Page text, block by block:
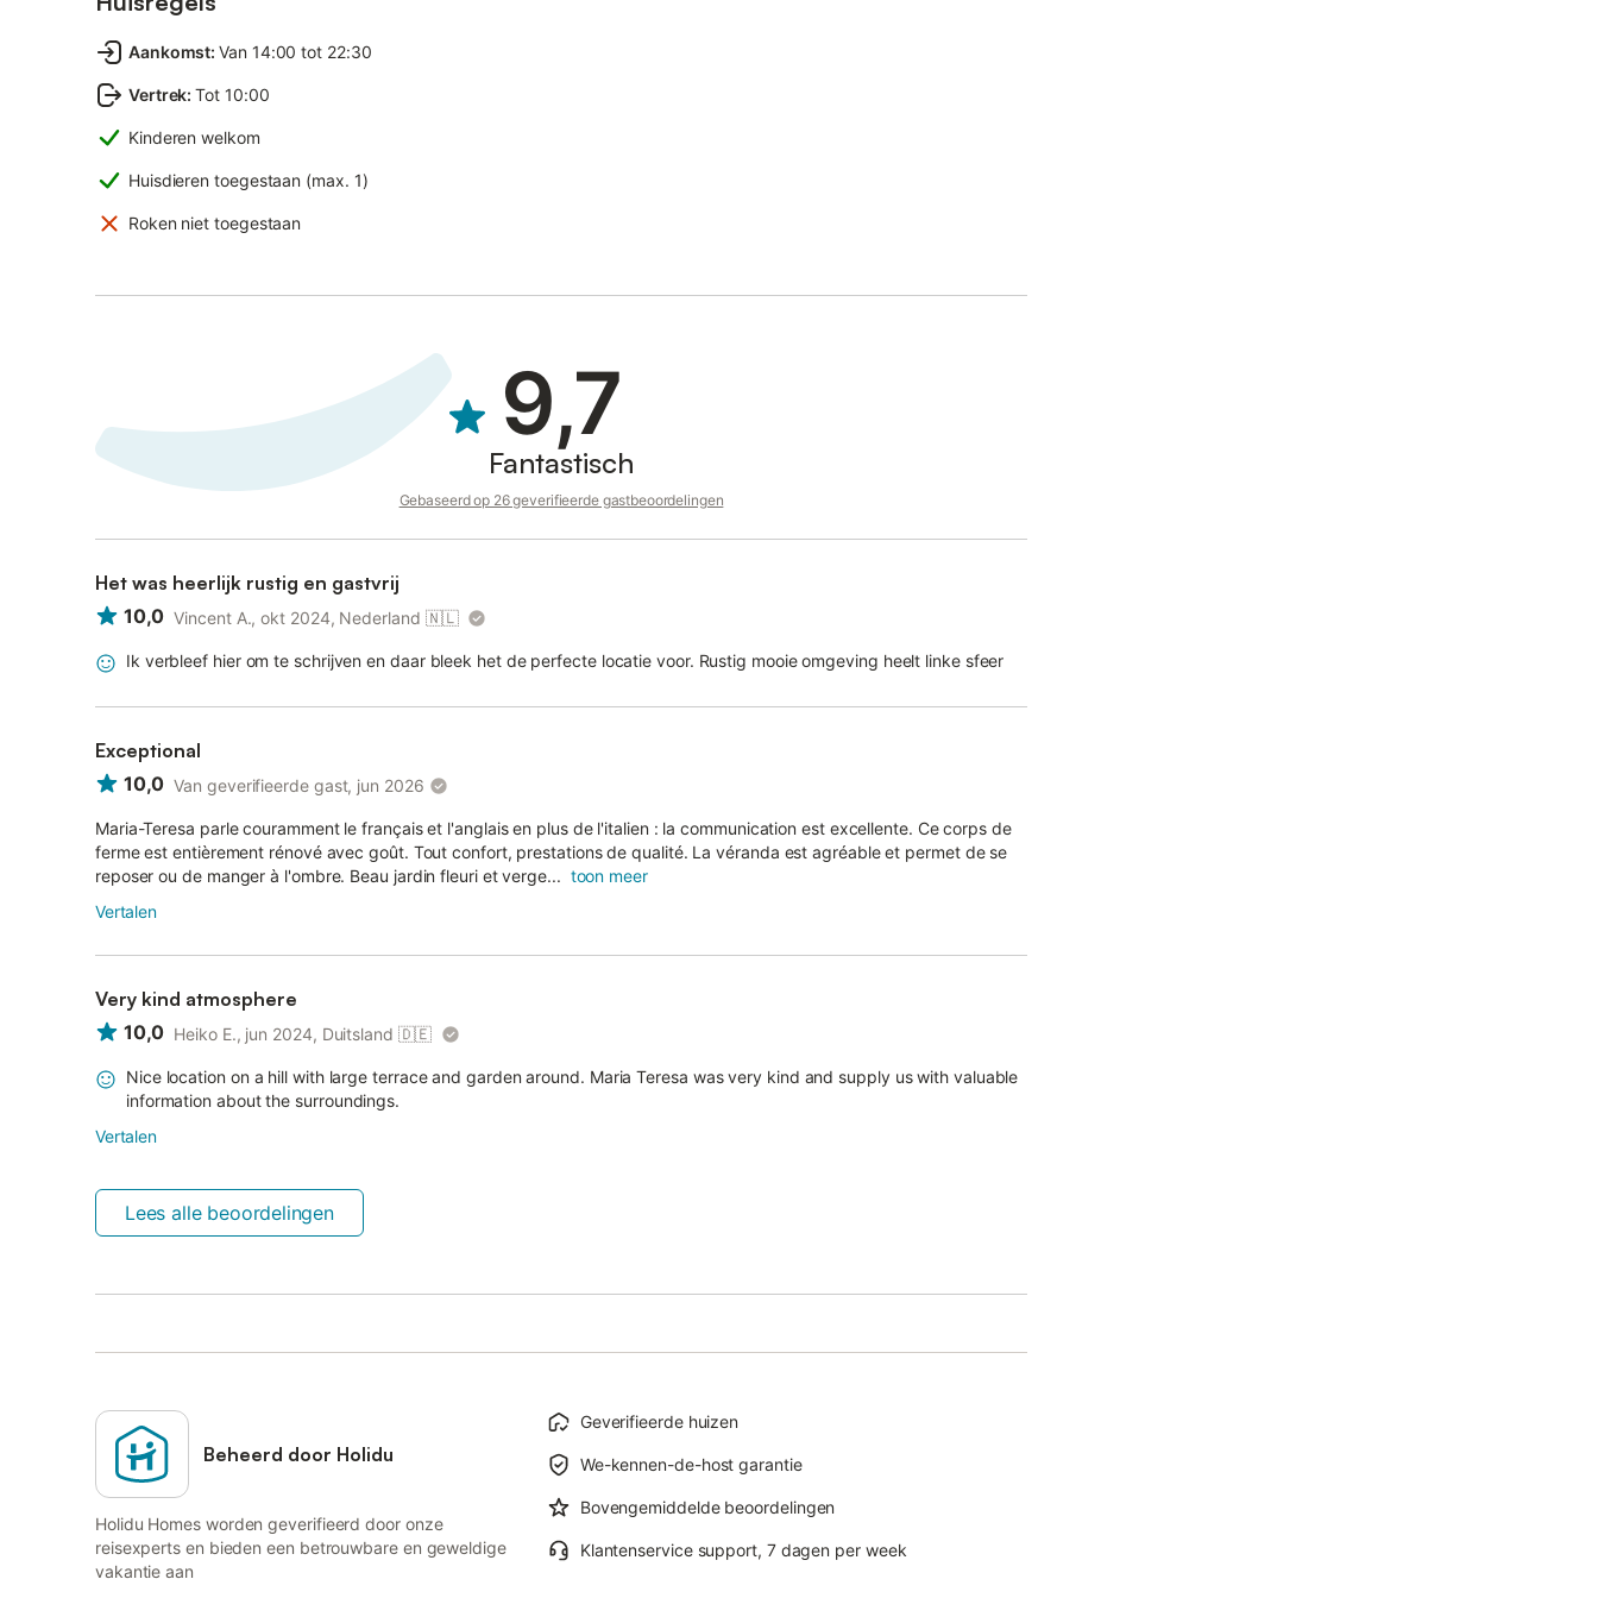
Aankomst: Van 14:00 tot 22:30
Vertrek: Tot 10:00
Kinderen welkom
Huisdieren toegestaan (max. 1)
Roken niet toegestaan
9,7
Fantastisch
Gebaseerd op 26 geverifieerde gastbeoordelingen
Het was heerlijk rustig en gastvrij
10,0 Vincent A., okt 2024, Nederland 🇳🇱
Ik verbleef hier om te schrijven en daar bleek het de perfecte locatie voor. Rustig mooie omgeving heelt linke sfeer
Exceptional
10,0 Van geverifieerde gast, jun 2026
Maria-Teresa parle couramment le français et l'anglais en plus de l'italien : la communication est excellente. Ce corps de
ferme est entièrement rénové avec goût. Tout confort, prestations de qualité. La véranda est agréable et permet de se
reposer ou de manger à l'ombre. Beau jardin fleuri et verge... toon meer
Vertalen
Very kind atmosphere
10,0 Heiko E., jun 2024, Duitsland 🇩🇪
Nice location on a hill with large terrace and garden around. Maria Teresa was very kind and supply us with valuable
information about the surroundings.
Vertalen
Lees alle beoordelingen
Beheerd door Holidu
Holidu Homes worden geverifieerd door onze
reisexperts en bieden een betrouwbare en geweldige
vakantie aan
Geverifieerde huizen
We-kennen-de-host garantie
Bovengemiddelde beoordelingen
Klantenservice support, 7 dagen per week